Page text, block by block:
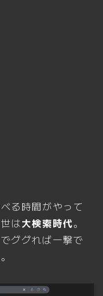
る時間がやって
は大検索時代。
ググれば一撃で